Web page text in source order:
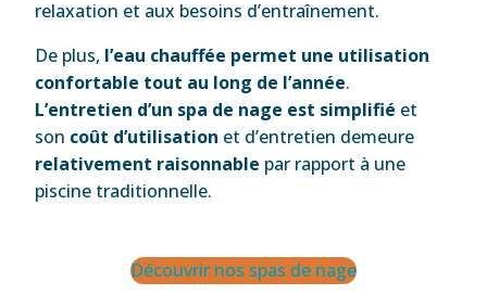
relaxation et aux besoins d’entraînement.
De plus, l’eau chauffée permet une utilisation
confortable tout au long de l’année.
L’entretien d’un spa de nage est simplifié et
son coût d’utilisation et d’entretien demeure
relativement raisonnable par rapport à une
piscine traditionnelle.
Découvrir nos spas de nage